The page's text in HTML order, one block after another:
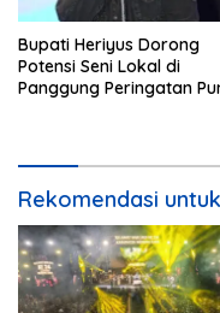
Bupati Heriyus Dorong
Potensi Seni Lokal di
Panggung Peringatan
Rekomendasi